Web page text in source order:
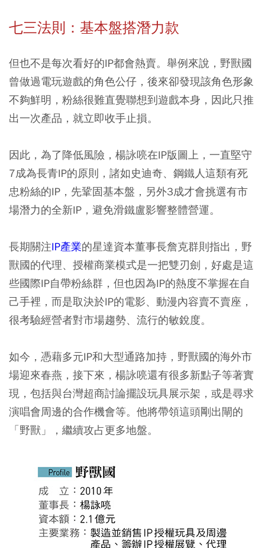
七三法則：基本盤搭潛力款
但也不是每次看好的IP都會熱賣。舉例來說，野獸國
曾做過電玩遊戲的角色公仔，後來卻發現該角色形象
不夠鮮明，粉絲很難直覺聯想到遊戲本身，因此只推
出一次產品，就立即收手止損。
因此，為了降低風險，楊詠喨在IP版圖上，一直堅守
7成為長青IP的原則，諸如史迪奇、鋼鐵人這類有死
忠粉絲的IP，先鞏固基本盤，另外3成才會挑選有市
場潛力的全新IP，避免滑鐵盧影響整體營運。
長期關注IP產業的星達資本董事長詹克群則指出，野
獸國的代理、授權商業模式是一把雙刃劍，好處是這
些國際IP自帶粉絲群，但也因為IP的熱度不掌握在自
己手裡，而是取決於IP的電影、動漫內容賣不賣座，
很考驗經營者對市場趨勢、流行的敏銳度。
如今，憑藉多元IP和大型通路加持，野獸國的海外市
場迎來春燕，接下來，楊詠喨還有很多新點子等著實
現，包括與台灣超商討論擺設玩具展示架，或是尋求
演唱會周邊的合作機會等。他將帶領這頭剛出閘的
「野獸」，繼續攻占更多地盤。